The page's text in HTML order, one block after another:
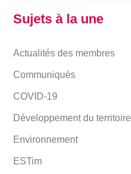
Sujets à la une
Actualités des membres
Communiqués
COVID-19
Développement du territoire
Environnement
ESTim